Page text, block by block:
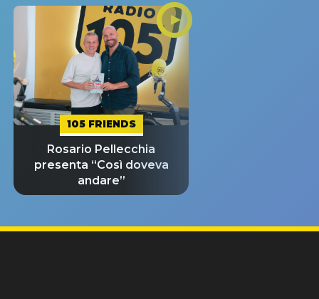
105 FRIENDS
Rosario Pellecchia
presenta “Così doveva
andare”